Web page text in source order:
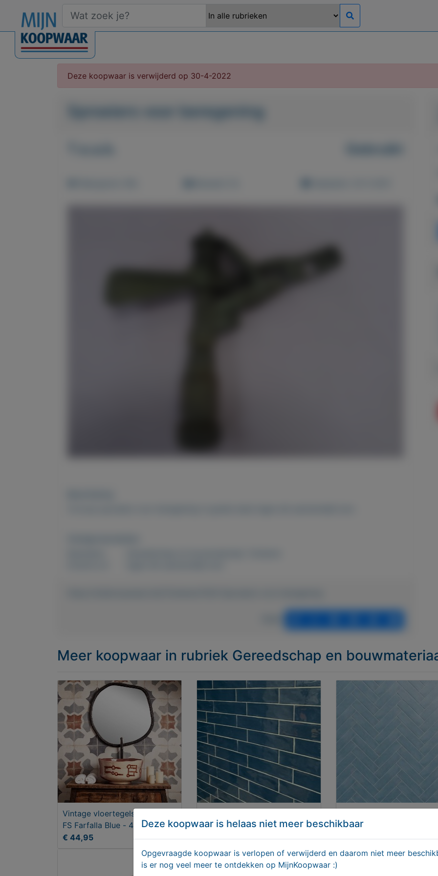
Deze koopwaar is verwijderd op 30-4-2022
Sproeiers voor beregening
Meer koopwaar in rubriek Gereedschap en
Vintage vloertegels - Peronda
FS Farfalla Blue - 45x45 cm
€ 44,95
colonial marine glans 7,5x30
€ 39,95
visgraattegels
badkamertegels
€ 39,95
Deze koopwaar is helaas niet meer beschikbaar
Opgevraagde koopwaar is verlopen of verwijderd en daarom niet meer
is er nog veel meer te ontdekken op MijnKoopwaar :)